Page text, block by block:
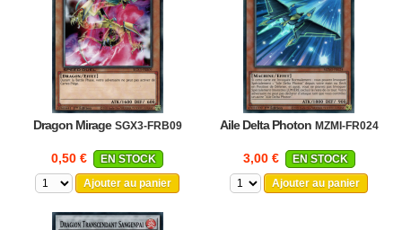
Dragon Mirage SGX3-FRB09
0,50 €
EN STOCK
Ajouter au panier
Aile Delta Photon MZMI-FR024
3,00 €
EN STOCK
Ajouter au panier